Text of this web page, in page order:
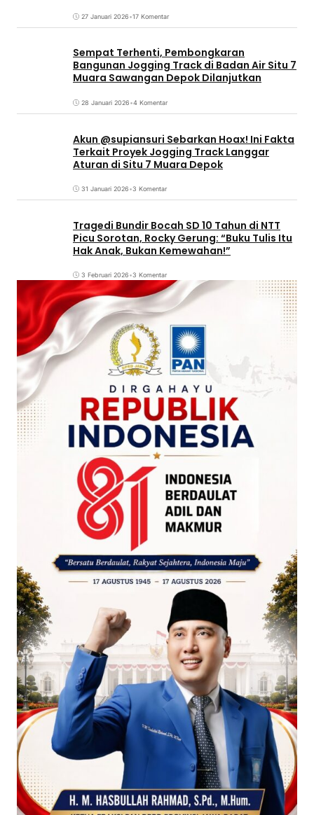
27 Januari 2026•17 Komentar
Sempat Terhenti, Pembongkaran
Bangunan Jogging Track di Badan Air Situ 7
Muara Sawangan Depok Dilanjutkan
28 Januari 2026•4 Komentar
Akun @supiansuri Sebarkan Hoax! Ini Fakta
Terkait Proyek Jogging Track Langgar
Aturan di Situ 7 Muara Depok
31 Januari 2026•3 Komentar
Tragedi Bundir Bocah SD 10 Tahun di NTT
Picu Sorotan, Rocky Gerung: “Buku Tulis Itu
Hak Anak, Bukan Kemewahan!”
3 Februari 2026•3 Komentar